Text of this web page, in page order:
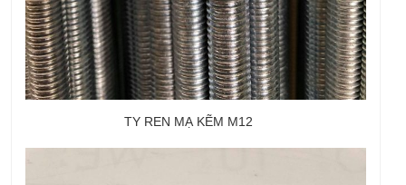
TY REN MẠ KẼM M12